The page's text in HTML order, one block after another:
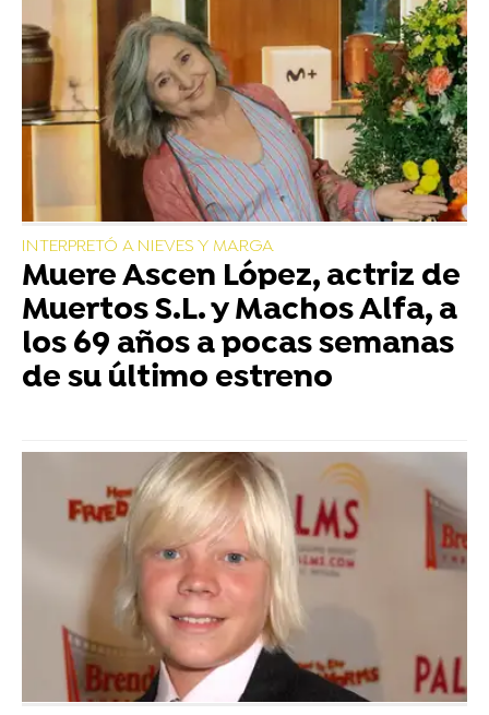
INTERPRETÓ A NIEVES Y MARGA
Muere Ascen López, actriz de
Muertos S.L. y Machos Alfa, a
los 69 años a pocas semanas
de su último estreno